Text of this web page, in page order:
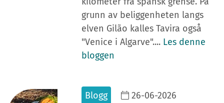
grunn av beliggenheten langs
elven Gilão kalles Tavira også
"Venice i Algarve".... Les denne
bloggen
Blogg
26-06-2026